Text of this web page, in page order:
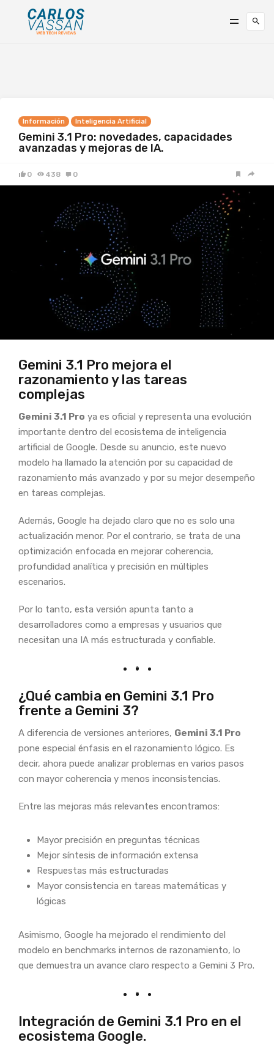
Información Inteligencia Artificial
Gemini 3.1 Pro: novedades, capacidades
avanzadas y mejoras de IA.
0 438 0
Gemini 3.1 Pro mejora el
razonamiento y las tareas
complejas
Gemini 3.1 Pro ya es oficial y representa una evolución
importante dentro del ecosistema de inteligencia
artificial de Google. Desde su anuncio, este nuevo
modelo ha llamado la atención por su capacidad de
razonamiento más avanzado y por su mejor desempeño
en tareas complejas.
Además, Google ha dejado claro que no es solo una
actualización menor. Por el contrario, se trata de una
optimización enfocada en mejorar coherencia,
profundidad analítica y precisión en múltiples
escenarios.
Por lo tanto, esta versión apunta tanto a
desarrolladores como a empresas y usuarios que
necesitan una IA más estructurada y confiable.
¿Qué cambia en Gemini 3.1 Pro
frente a Gemini 3?
A diferencia de versiones anteriores, Gemini 3.1 Pro
pone especial énfasis en el razonamiento lógico. Es
decir, ahora puede analizar problemas en varios pasos
con mayor coherencia y menos inconsistencias.
Entre las mejoras más relevantes encontramos:
Mayor precisión en preguntas técnicas
Mejor síntesis de información extensa
Respuestas más estructuradas
Mayor consistencia en tareas matemáticas y
lógicas
Asimismo, Google ha mejorado el rendimiento del
modelo en benchmarks internos de razonamiento, lo
que demuestra un avance claro respecto a Gemini 3 Pro.
Integración de Gemini 3.1 Pro en el
ecosistema Google.